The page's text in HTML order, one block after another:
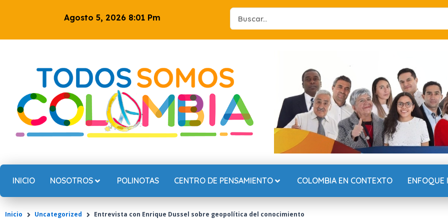
Agosto 5, 2026 8:01 Pm
Search
...
INICIO NOSOTROS POLINOTAS CENTRO DE PENSAMIENTO COLOMBIA EN CONTEXTO ENFOQUE
Inicio Uncategorized Entrevista con Enrique Dussel sobre geopolítica del conocimiento